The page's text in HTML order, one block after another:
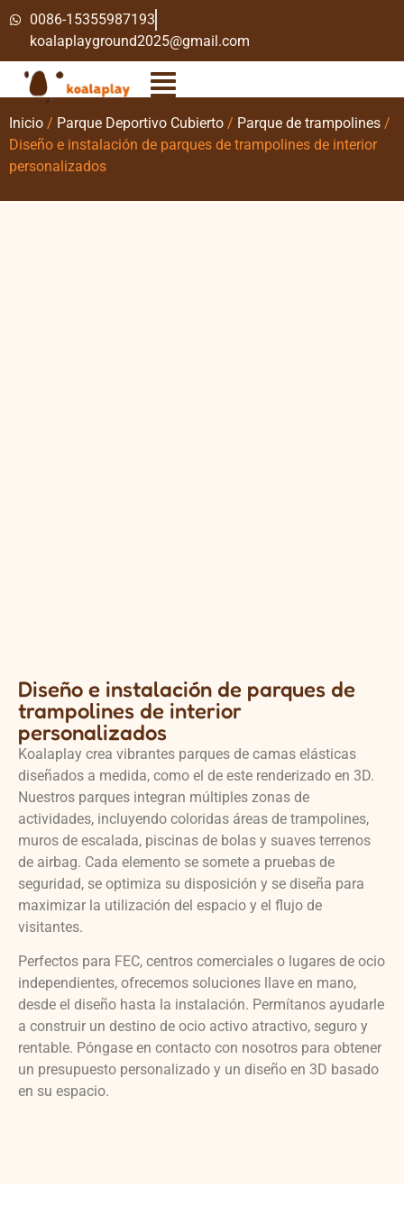
0086-15355987193
koalaplayground2025@gmail.com
Inicio / Parque Deportivo Cubierto / Parque de trampolines /
Diseño e instalación de parques de trampolines de interior
personalizados
Diseño e instalación de parques de
trampolines de interior
personalizados
Koalaplay crea vibrantes parques de camas elásticas
diseñados a medida, como el de este renderizado en 3D.
Nuestros parques integran múltiples zonas de
actividades, incluyendo coloridas áreas de trampolines,
muros de escalada, piscinas de bolas y suaves terrenos
de airbag. Cada elemento se somete a pruebas de
seguridad, se optimiza su disposición y se diseña para
maximizar la utilización del espacio y el flujo de
visitantes.
Perfectos para FEC, centros comerciales o lugares de ocio
independientes, ofrecemos soluciones llave en mano,
desde el diseño hasta la instalación. Permítanos ayudarle
a construir un destino de ocio activo atractivo, seguro y
rentable. Póngase en contacto con nosotros para obtener
un presupuesto personalizado y un diseño en 3D basado
en su espacio.